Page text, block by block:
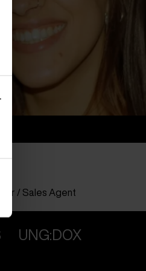
/ Sales Agent
UNG:DOX